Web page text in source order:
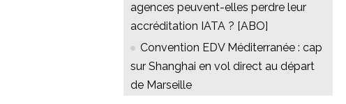
agences peuvent-elles perdre leur
accréditation IATA ? [ABO]
Convention EDV Méditerranée : cap
sur Shanghai en vol direct au départ
de Marseille